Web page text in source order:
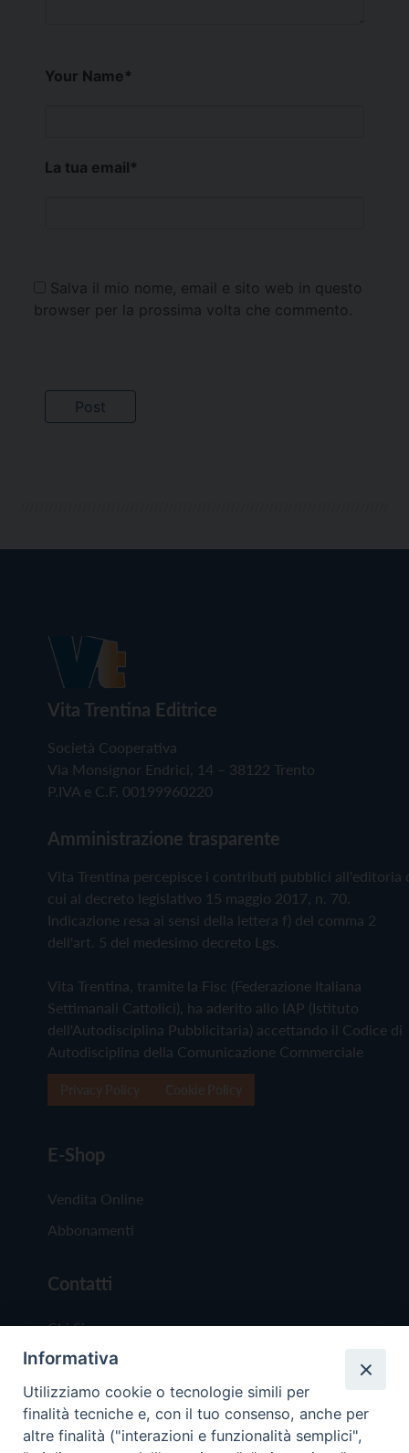
Your Name*
La tua email*
Salva il mio nome, email e sito web in questo
browser per la prossima volta che commento.
Vita Trentina Editrice
Società Cooperativa
Via Monsignor Endrici, 14 – 38122 Trento
P.IVA e C.F. 00199960220
Amministrazione trasparente
Vita Trentina percepisce i contributi pubblici all'editoria
cui al decreto legislativo 15 maggio 2017, n. 70.
Indicazione resa ai sensi della lettera f) del comma 2
dell'art. 5 del medesimo decreto Lgs.
Vita Trentina, tramite la Fisc (Federazione Italiana
Settimanali Cattolici), ha aderito allo IAP (Istituto
dell'Autodisciplina Pubblicitaria) accettando il Codice di
Autodisciplina della Comunicazione Commerciale
E-Shop
Vendita Online
Abbonamenti
Contatti
Chi Siamo
Redazione
Scrivici
Informativa
Utilizziamo cookie o tecnologie simili per
finalità tecniche e, con il tuo consenso, anche per
altre finalità ("interazioni e funzionalità semplici",